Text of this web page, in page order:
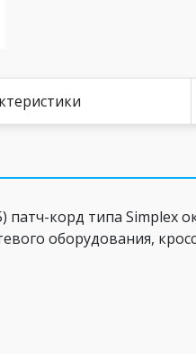
корд типа Simplex
оборудования,